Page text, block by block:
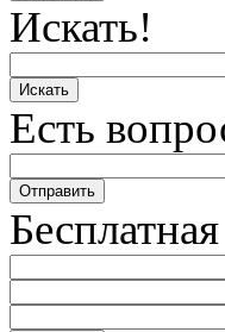
Искать!
Искать
Есть
Отправить